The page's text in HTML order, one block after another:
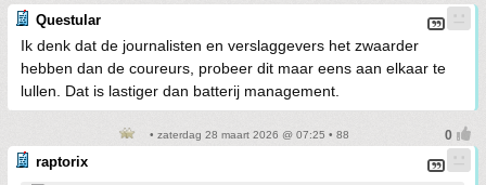
Questular
Ik denk dat de journalisten en verslaggevers het zwaarder
hebben dan de coureurs, probeer dit maar eens aan elkaar te
lullen. Dat is lastiger dan batterij management.
• zaterdag 28 maart 2026 @ 07:25 • 88
raptorix